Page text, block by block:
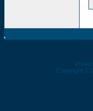
Copyright ©